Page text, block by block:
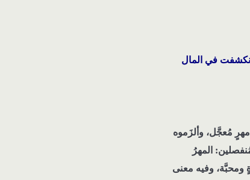
في المال
مُعجَّل، وألزَموه
المهرُ
ومحبَّة، وفيه معنى